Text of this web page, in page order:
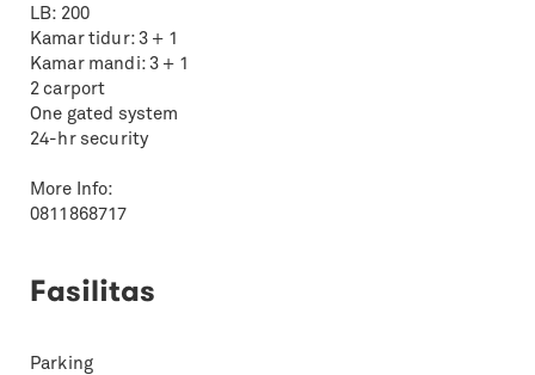
LB: 200
Kamar tidur: 3 + 1
Kamar mandi: 3 + 1
2 carport
One gated system
24-hr security
More Info:
0811868717
Fasilitas
Parking